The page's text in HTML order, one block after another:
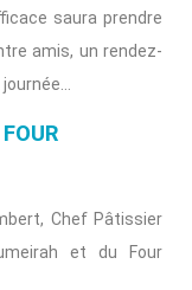
saura prendre
amis, un rendez-
Chef Pâtissier
et du Four